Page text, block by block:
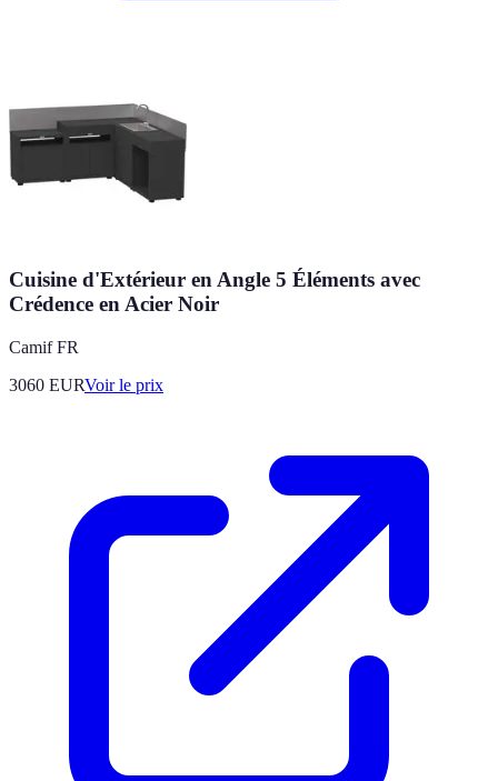
Cuisine d'Extérieur en Angle 5 Éléments avec
Crédence en Acier Noir
Camif FR
3060 EURVoir le prix